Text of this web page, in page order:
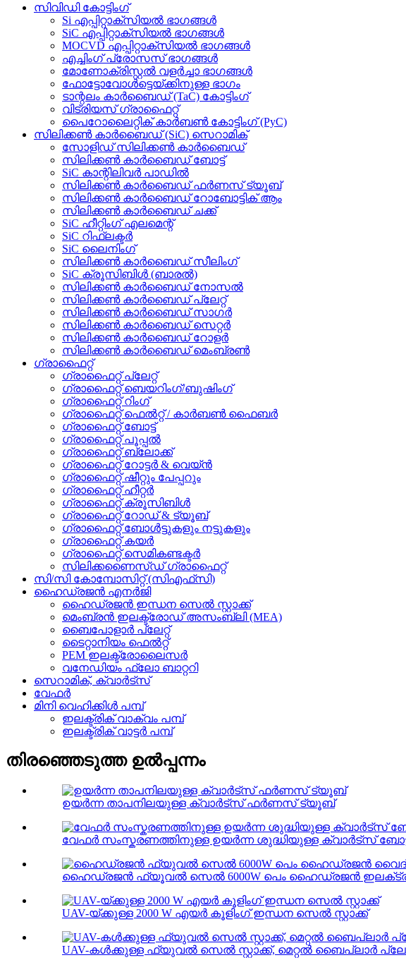
സിവിഡി കോട്ടിംഗ്
Si എപ്പിറ്റാക്സിയൽ ഭാഗങ്ങൾ
SiC എപ്പിറ്റാക്സിയൽ ഭാഗങ്ങൾ
MOCVD എപ്പിറ്റാക്സിയൽ ഭാഗങ്ങൾ
എച്ചിംഗ് പ്രോസസ് ഭാഗങ്ങൾ
മോണോക്രിസ്റ്റൽ വളർച്ചാ ഭാഗങ്ങൾ
ഫോട്ടോവോൾട്ടെയ്‌ക്കിനുള്ള ഭാഗം
ടാന്റലം കാർബൈഡ് (TaC) കോട്ടിംഗ്
വിട്രിയസ് ഗ്രാഫൈറ്റ്
പൈറോലൈറ്റിക് കാർബൺ കോട്ടിംഗ് (PyC)
സിലിക്കൺ കാർബൈഡ് (SiC) സെറാമിക്
സോളിഡ് സിലിക്കൺ കാർബൈഡ്
സിലിക്കൺ കാർബൈഡ് ബോട്ട്
SiC കാന്റിലിവർ പാഡിൽ
സിലിക്കൺ കാർബൈഡ് ഫർണസ് ട്യൂബ്
സിലിക്കൺ കാർബൈഡ് റോബോട്ടിക് ആം
സിലിക്കൺ കാർബൈഡ് ചക്ക്
SiC ഹീറ്റിംഗ് എലമെന്റ്
SiC റിഫ്ലക്ടർ
SiC ലൈനിംഗ്
സിലിക്കൺ കാർബൈഡ് സീലിംഗ്
SiC ക്രൂസിബിൾ (ബാരൽ)
സിലിക്കൺ കാർബൈഡ് നോസൽ
സിലിക്കൺ കാർബൈഡ് പ്ലേറ്റ്
സിലിക്കൺ കാർബൈഡ് സാഗർ
സിലിക്കൺ കാർബൈഡ് സെറ്റർ
സിലിക്കൺ കാർബൈഡ് റോളർ
സിലിക്കൺ കാർബൈഡ് മെംബ്രൺ
ഗ്രാഫൈറ്റ്
ഗ്രാഫൈറ്റ് പ്ലേറ്റ്
ഗ്രാഫൈറ്റ് ബെയറിംഗ്/ബുഷിംഗ്
ഗ്രാഫൈറ്റ് റിംഗ്
ഗ്രാഫൈറ്റ് ഫെൽറ്റ് / കാർബൺ ഫൈബർ
ഗ്രാഫൈറ്റ് ബോട്ട്
ഗ്രാഫൈറ്റ് പൂപ്പൽ
ഗ്രാഫൈറ്റ് ബ്ലോക്ക്
ഗ്രാഫൈറ്റ് റോട്ടർ & വെയ്ൻ
ഗ്രാഫൈറ്റ് ഷീറ്റും പേപ്പറും
ഗ്രാഫൈറ്റ് ഹീറ്റർ
ഗ്രാഫൈറ്റ് ക്രൂസിബിൾ
ഗ്രാഫൈറ്റ് റോഡ് & ട്യൂബ്
ഗ്രാഫൈറ്റ് ബോൾട്ടുകളും നട്ടുകളും
ഗ്രാഫൈറ്റ് കയർ
ഗ്രാഫൈറ്റ് സെമികണ്ടക്ടർ
സിലിക്കണൈസ്ഡ് ഗ്രാഫൈറ്റ്
സി/സി കോമ്പോസിറ്റ് (സിഎഫ്‌സി)
ഹൈഡ്രജൻ എനർജി
ഹൈഡ്രജൻ ഇന്ധന സെൽ സ്റ്റാക്ക്
മെംബ്രൻ ഇലക്ട്രോഡ് അസംബ്ലി (MEA)
ബൈപോളാർ പ്ലേറ്റ്
ടൈറ്റാനിയം ഫെൽറ്റ്
PEM ഇലക്ട്രോലൈസർ
വനേഡിയം ഫ്ലോ ബാറ്ററി
സെറാമിക്, ക്വാർട്സ്
വേഫർ
മിനി വെഹിക്കിൾ പമ്പ്
ഇലക്ട്രിക് വാക്വം പമ്പ്
ഇലക്ട്രിക് വാട്ടർ പമ്പ്
തിരഞ്ഞെടുത്ത ഉൽപ്പന്നം
ഉയർന്ന താപനിലയുള്ള ക്വാർട്സ് ഫർണസ് ട്യൂബ്
വേഫർ സംസ്കരണത്തിനുള്ള ഉയർന്ന ശുദ്ധിയുള്ള ക്വാർട്സ്
ഹൈഡ്രജൻ ഫ്യൂവൽ സെൽ 6000W പെം ഹൈഡ്രജൻ
UAV-യ്ക്കുള്ള 2000 W എയർ കൂളിംഗ് ഇന്ധന സെൽ സ്റ്റാക്ക്
UAV-കൾക്കുള്ള ഫ്യുവൽ സെൽ സ്റ്റാക്ക്, മെറ്റൽ ബൈപ്ലാർ